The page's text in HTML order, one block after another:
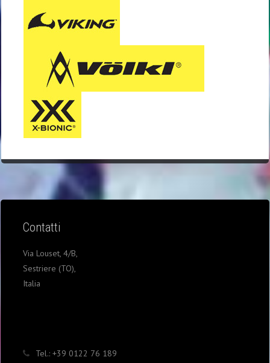
Contatti
Via Louset, 4/B,
Sestriere (TO),
Italia
Tel.: +39 0122 76 189